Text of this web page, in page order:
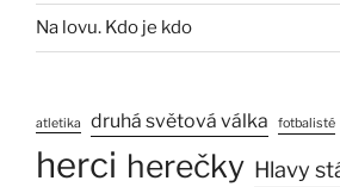
Na lovu. Kdo je kdo
atletika druhá světová válka fotbalisté
herci herečky Hlavy